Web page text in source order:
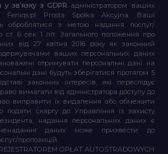
у зв’язку з GDPR адміністратором ваших
Feniqs.pl Prosta Spółka Akcyjna. Ваші
оброблятися з метою надання послуг/
ст. 6 сек. 1 літ. Загального положення про
від 27 квітня 2016 року як законний
одержувачами ваших персональних даних
отримувати персональні дані на
дані будуть зберігатися протягом 5
законних інтересів, які переслідує
вимагати від адміністратора доступу до
виправити їх видалення або обмежити
подати скаргу до Управління із захисту
надання персональних даних є
даних може призвести до
пропозицій.
OPŁAT AUTOSTRADOWYCH